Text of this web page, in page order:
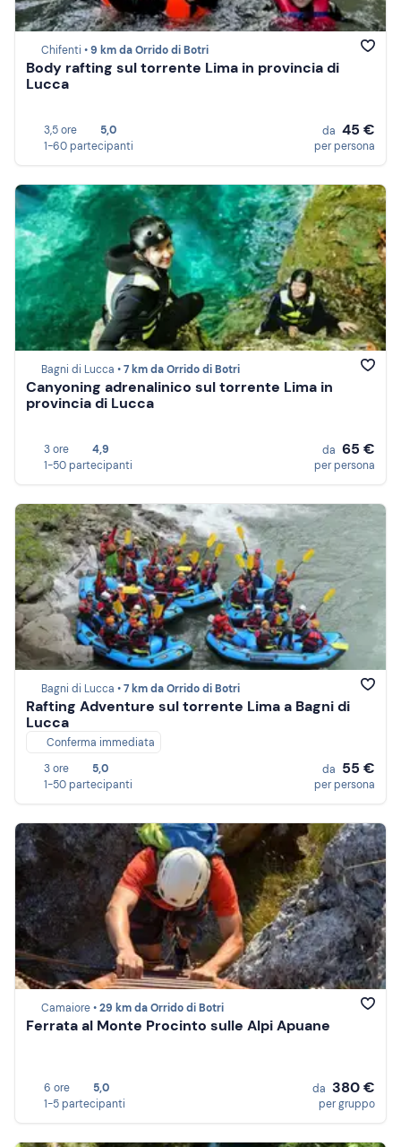
Chifenti •9 km da Orrido di Botri
Body rafting sul torrente Lima in provincia di
Lucca
3,5 ore
5,0
1-60 partecipanti
da 45 €
per persona
Bagni di Lucca •7 km da Orrido di Botri
Canyoning adrenalinico sul torrente Lima in
provincia di Lucca
3 ore
4,9
1-50 partecipanti
da 65 €
per persona
Bagni di Lucca •7 km da Orrido di Botri
Rafting Adventure sul torrente Lima a Bagni di
Lucca
Conferma immediata
3 ore
5,0
1-50 partecipanti
da 55 €
per persona
Camaiore •29 km da Orrido di Botri
Ferrata al Monte Procinto sulle Alpi Apuane
6 ore
5,0
1-5 partecipanti
da 380 €
per gruppo